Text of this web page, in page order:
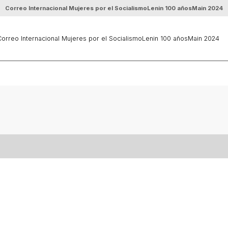
Correo Internacional Mujeres por el SocialismoLenin 100 añosMain 2024
Internacional Mujeres por el SocialismoLenin 100 añosMain 2024